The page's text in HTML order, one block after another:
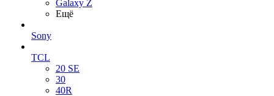
Galaxy Z
Ещё
Sony
TCL
20 SE
30
40R